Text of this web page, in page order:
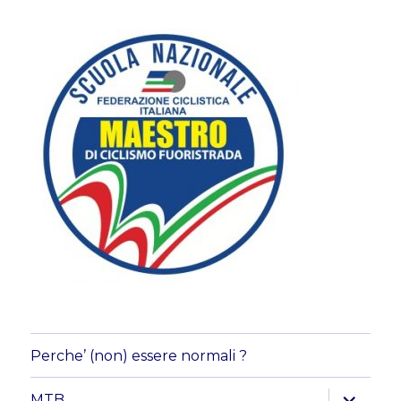
Perche’ (non) essere normali ?
apri